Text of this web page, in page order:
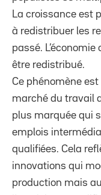
La croissance est
à redistribuer les
passé.
être redistribué.
Ce phénomène
marché du travail
plus marquée qui
emplois
qualifiées. Cela
innovations qui
production mais